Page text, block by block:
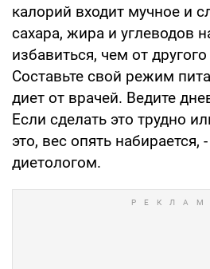
калорий входит мучное и
сахара, жира и углеводов
избавиться, чем от
Составьте свой режим
диет от врачей. Ведите
Если сделать это трудно
это, вес опять набирается,
диетологом.